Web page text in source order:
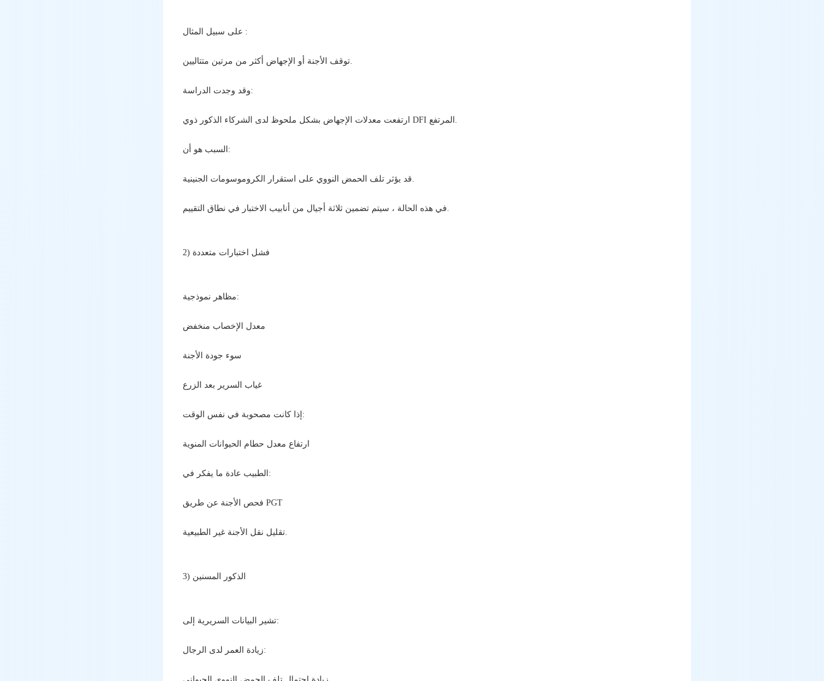
على سبيل المثال :
توقف الأجنة أو الإجهاض أكثر من مرتين متتاليين.
وقد وجدت الدراسة:
ارتفعت معدلات الإجهاض بشكل ملحوظ لدى الشركاء الذكور ذوي DFI المرتفع.
السبب هو أن:
قد يؤثر تلف الحمض النووي على استقرار الكروموسومات الجنينية.
في هذه الحالة ، سيتم تضمين ثلاثة أجيال من أنابيب الاختبار في نطاق التقييم.
2) فشل اختبارات متعددة
مظاهر نموذجية:
معدل الإخصاب منخفض
سوء جودة الأجنة
غياب السرير بعد الزرع
إذا كانت مصحوبة في نفس الوقت:
ارتفاع معدل حطام الحيوانات المنوية
الطبيب عادة ما يفكر في:
فحص الأجنة عن طريق PGT
تقليل نقل الأجنة غير الطبيعية.
3) الذكور المسنين
تشير البيانات السريرية إلى:
زيادة العمر لدى الرجال: